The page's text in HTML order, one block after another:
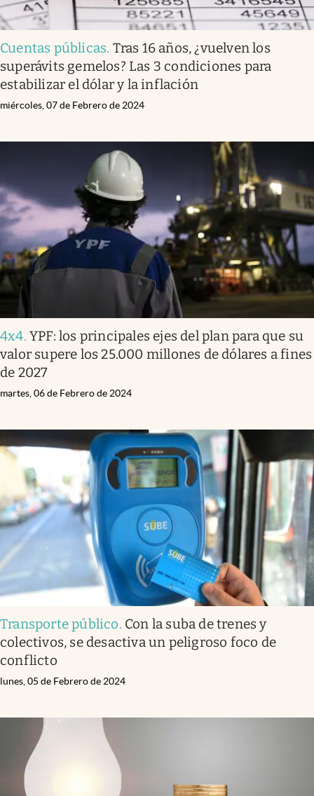
Cuentas públicas. Tras 16 años, ¿vuelven los
superávits gemelos? Las 3 condiciones para
estabilizar el dólar y la inflación
miércoles, 07 de Febrero de 2024
4x4.YPF: los principales ejes del plan para que su
valor supere los 25.000 millones de dólares a fines
de 2027
martes, 06 de Febrero de 2024
Transporte público. Con la suba de trenes y
colectivos, se desactiva un peligroso foco de
conflicto
lunes, 05 de Febrero de 2024